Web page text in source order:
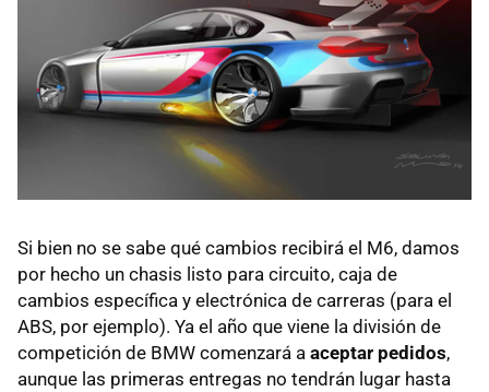
Si bien no se sabe qué cambios recibirá el M6, damos
por hecho un chasis listo para circuito, caja de
cambios específica y electrónica de carreras (para el
ABS, por ejemplo). Ya el año que viene la división de
competición de BMW comenzará a aceptar pedidos,
aunque las primeras entregas no tendrán lugar hasta